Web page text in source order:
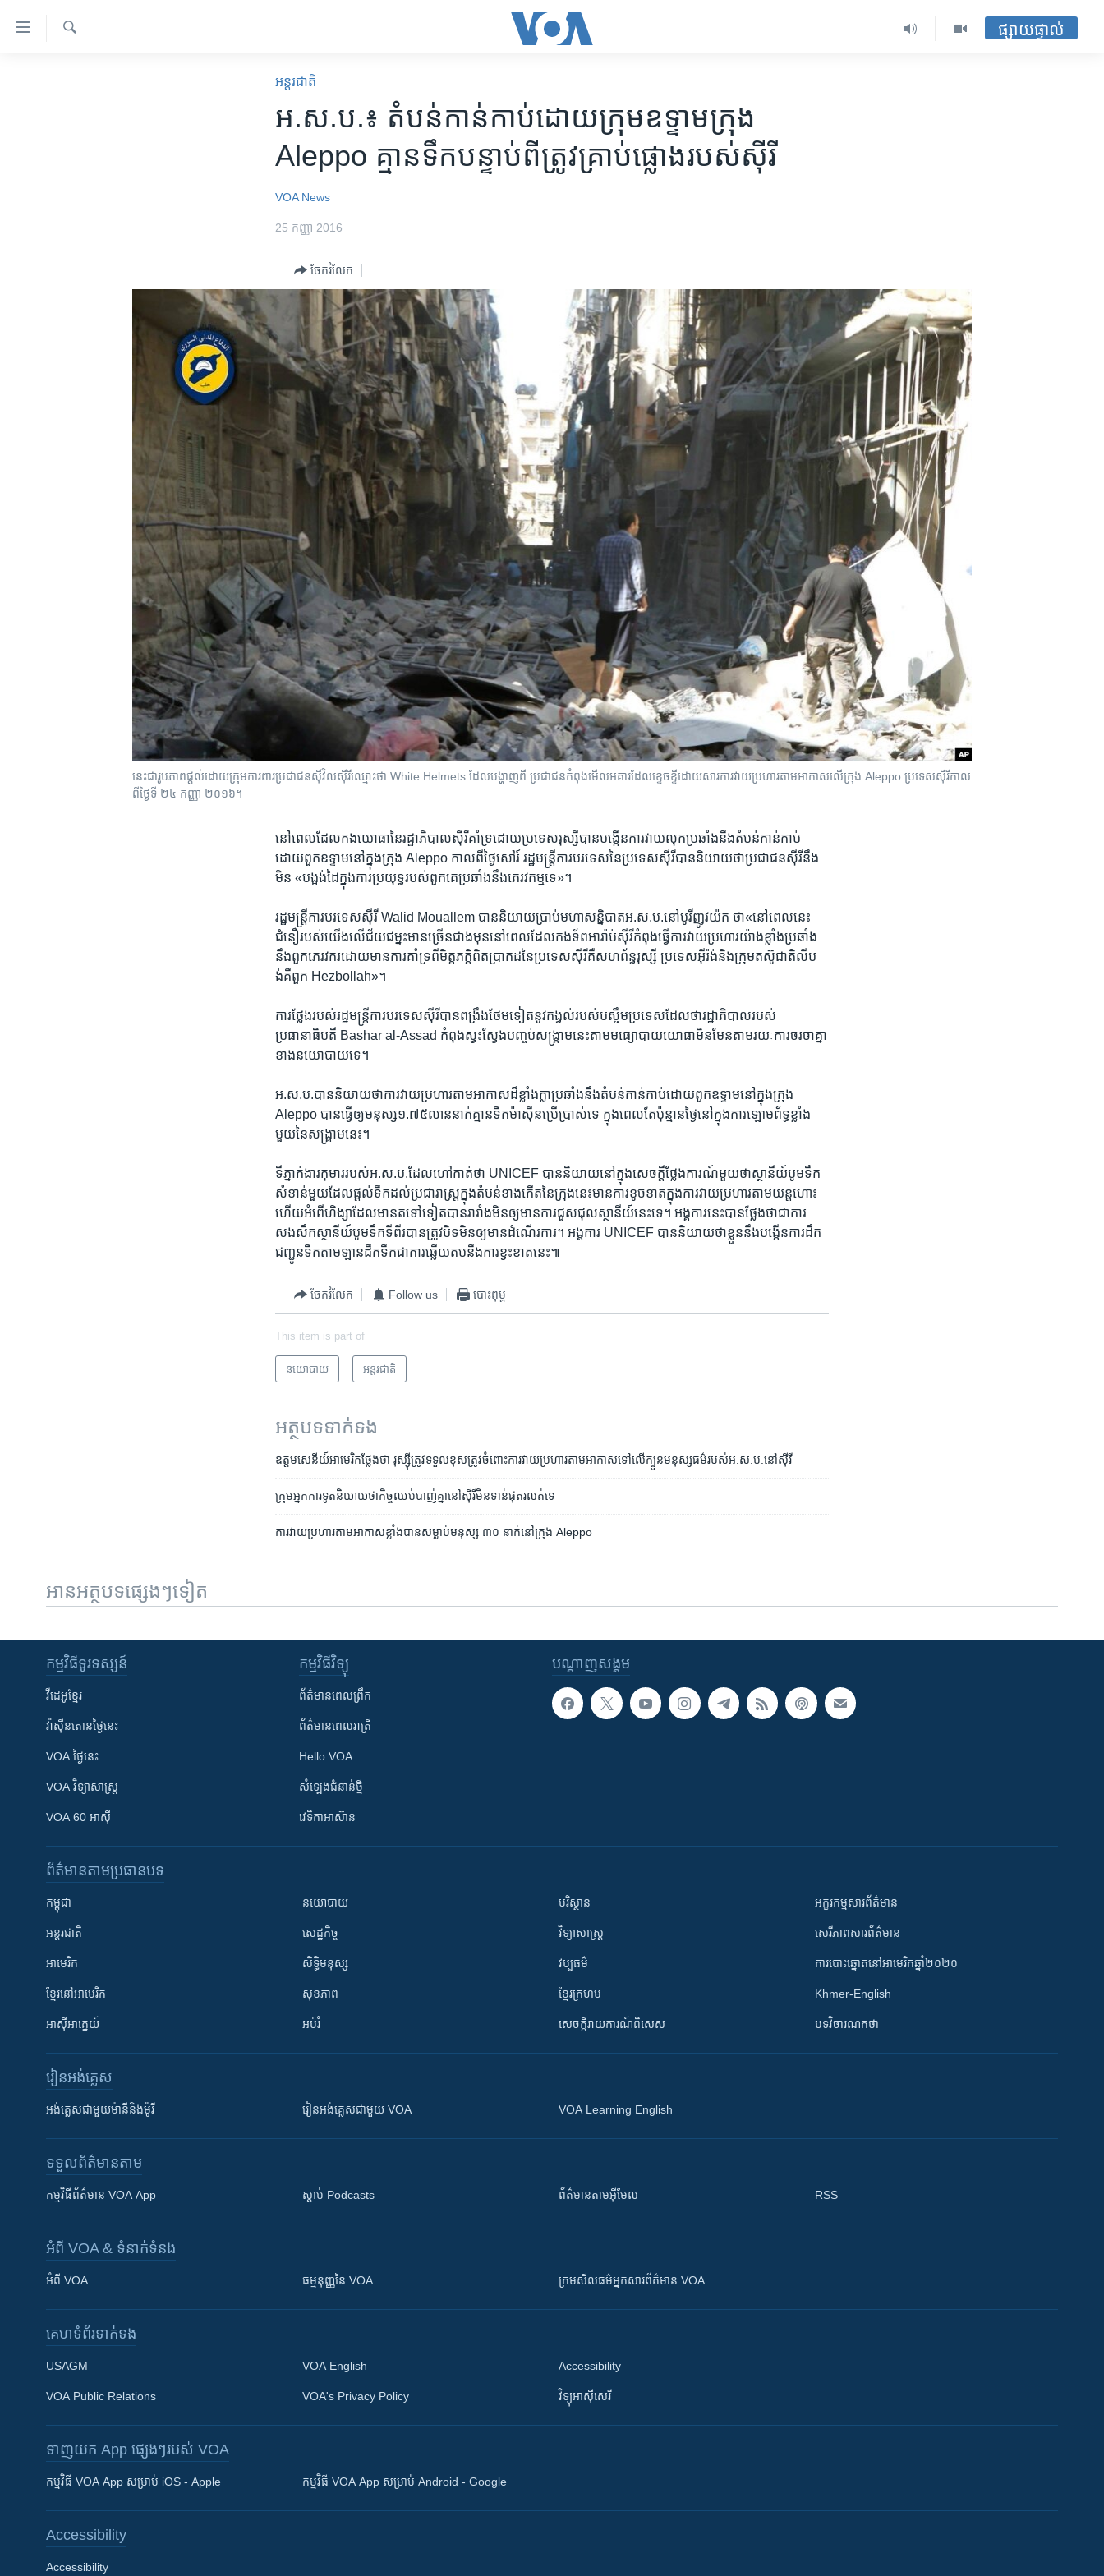
ទៅ​
Khmer English
ផ្សាយផ្ទាល់
អន្តរជាតិ
អ.ស.ប.៖ តំបន់​កាន់​កាប់​ដោយ​ក្រុម​ឧទ្ទាម​ក្រុង​
Aleppo គ្មាន​ទឹក​បន្ទាប់​ពី​ត្រូវ​គ្រាប់​ផ្លោង​របស់​ស៊ីរី
VOA News
25 កញ្ញា 2016
ចែករំលែក
នេះ​ជា​រូបភាព​ផ្តល់​ដោយ​ក្រុម​ការពារ​ប្រជាជន​ស៊ី​វិល​ស៊ីរី​ឈ្មោះ​ថា White Helmets ដែល​បង្ហាញ​ពី ​ប្រជាជន​កំពុង​មើល​អគារ​ដែល​ខ្ទេចខ្ទី​ដោយ​សារ​ការ​វាយ​ប្រហារ​តាម​អាកាស​លើ​ក្រុង​​ Aleppo​ ប្រទេស​ស៊ីរី​កាល​
ពី​ថ្ងៃទី ២៤ កញ្ញា ២០១៦។
នៅ​ពេល​ដែល​កង​យោធា​នៃ​រដ្ឋាភិបាល​ស៊ីរី​គាំទ្រ​ដោយ​ប្រទេស​រុស្សីបានបង្កើន​ការ​វាយ​លុក​ប្រឆាំងនឹង​តំបន់​កាន់​កាប់​
ដោយ​ពួក​ឧទ្ទាម​នៅ​ក្នុង​ក្រុង Aleppo កាលពី​ថ្ងៃ​សៅរ៍ រដ្ឋមន្ត្រីការបរទេស​នៃ​ប្រទេស​ស៊ីរី​បាននិយាយថា​ប្រជាជន​ស៊ីរី​នឹង
មិន «បង្អង់ដៃក្នុង​ការ​ប្រយុទ្ធ​របស់​ពួកគេ​ប្រឆាំង​នឹង​ភេរវកម្មទេ»។
រដ្ឋមន្ត្រី​ការបរទេស​ស៊ីរី​ Walid Mouallem បាននិយាយ​ប្រាប់មហា​សន្និបាត​អ.ស.ប.នៅ​បូរី​ញូវយ៉ក​ ថា«នៅពេល​នេះ
ជំនឿ​របស់​យើង​លើ​ជ័យ​ជម្នះ​មាន​ច្រើន​ជាង​មុន​នៅ​ពេល​ដែល​កងទ័ព​អារ៉ាប់​ស៊ីរី​កំពុង​ធ្វើការ​វាយ​ប្រហារ​យ៉ាង​ខ្លាំង​ប្រឆាំង
នឹង​ពួក​ភេរវករ​ដោយមានការគាំទ្រ​ពីមិត្តភក្តិពិតប្រាកដ​នៃ​ប្រទេស​ស៊ីរី​គឺ​សហព័ន្ធ​រុស្សី ប្រទេស​អ៊ីរ៉ង់និង​ក្រុម​តស៊ូ​ជាតិលីប​
ង់គឺ​ពួក​ Hezbollah»។
ការ​ថ្លែងរបស់រដ្ឋមន្ត្រី​ការបរទេសស៊ីរី​បានពង្រឹង​ថែម​ទៀត​នូវកង្វល់​របស់បស្ចឹម​ប្រទេស​ដែល​ថា​រដ្ឋាភិបាល​របស់
ប្រធានាធិបតី​ Bashar al-Assad កំពុង​ស្វះស្វែងបញ្ចប់សង្គ្រាមនេះ​តាមមធ្យោបាយ​យោធា​មិនមែន​តាម​រយៈការ​ចរចា​គ្នា​
ខាង​នយោបាយ​ទេ។
អ.ស.ប.បាន​និយាយ​ថា​ការ​វាយ​ប្រហារ​តាម​អាកាស​ដ៏​ខ្លាំង​ក្លា​ប្រឆាំង​នឹង​តំបន់​កាន់​កាប់​ដោយ​ពួក​ឧទ្ទាម​នៅ​ក្នុង​ក្រុង
Aleppo បានធ្វើ​ឲ្យ​មនុស្ស១.៧៥​លាន​នាក់​គ្មាន​ទឹក​ម៉ាស៊ីនប្រើប្រាស់ទេ ក្នុង​ពេល​តែ​ប៉ុន្មាន​ថ្ងៃ​នៅ​ក្នុង​ការឡោមព័ទ្ធ​ខ្លាំង​
មួយ​នៃសង្គ្រាមនេះ។
ទីភ្នាក់​ងារកុមារ​របស់​អ.ស.ប.ដែល​ហៅ​កាត់ថា​ UNICEF បាននិយាយ​នៅ​ក្នុង​សេចក្តី​ថ្លែងការណ៍​មួយ​ថាស្ថានីយ៍​បូមទឹក​
សំខាន់មួយ​ដែល​ផ្តល់ទឹក​ដល់ប្រជារាស្ត្រ​ក្នុង​តំបន់ខាង​កើតនៃ​ក្រុង​នេះមានការ​ខូចខាត​ក្នុង​ការ​វាយ​ប្រហារ​តាម​យន្តហោះ​
ហើយ​អំពើ​ហិង្សា​ដែល​មាន​តទៅទៀត​បាន​រារាំង​មិន​ឲ្យ​មានការ​ជួស​ជុលស្ថានីយ៍នេះ​ទេ។ ​អង្គការ​នេះបានថ្លែង​ថា​ជា​ការ​
សងសឹក​ស្ថានីយ៍​បូមទឹក​ទី​ពីរ​បានត្រូវបិទ​មិន​ឲ្យ​មាន​ដំណើរការ។ អង្គការ UNICEF បាន​និយាយ​ថា​ខ្លួន​នឹង​បង្កើន​ការ​ដឹក​
ជញ្ជូន​ទឹក​តាម​ឡានដឹក​ទឹក​ជា​ការ​ឆ្លើយ​តបនឹង​ការ​ខ្វះខាត​នេះ៕
ចែករំលែក Follow us បោះពុម្ព
This item is part of
នយោបាយ អន្តរជាតិ
អត្ថបទ​ទាក់ទង
ឧត្តម​សេនីយ៍​អាមេរិក​ថ្លែង​ថា​ រុស្ស៊ី​ត្រូវ​ទទួល​ខុស​ត្រូវ​ចំពោះ​ការ​វាយ​ប្រហារ​តាម​អាកាស​ទៅ​លើ​ក្បួន​មនុស្សធម៌​របស់​អ.ស.ប.​នៅ​​ស៊ីរី
ក្រុម​អ្នក​ការទូត​និយាយ​ថា​កិច្ច​ឈប់​បាញ់​គ្នា​នៅ​ស៊ីរី​មិន​ទាន់​ផុត​រលត់​ទេ
ការវាយប្រហារ​តាមអាកាស​ខ្លាំង​បាន​សម្លាប់​មនុស្ស ៣០ នាក់​នៅ​ក្រុង​ Aleppo
អានអត្ថបទផ្សេងៗទៀត
បណ្តាញ​សង្គម
កម្មវិធី​ទូរទស្សន៍
វីដេអូ​ខ្មែរ
វ៉ាស៊ីនតោន​ថ្ងៃ​នេះ
VOA ថ្ងៃនេះ
VOA ​វិទ្យាសាស្ត្រ
VOA 60 អាស៊ី
កម្មវិធី​វិទ្យុ
ព័ត៌មាន​ពេល​ព្រឹក
ព័ត៌មាន​​ពេល​រាត្រី
Hello VOA
សំឡេង​ជំនាន់​ថ្មី
វេទិកា​អាស៊ាន
ព័ត៌មាន​តាមប្រធានបទ​
កម្ពុជា
អន្តរជាតិ
អាមេរិក
ខ្មែរ​នៅអាមេរិក
អាស៊ីអាគ្នេយ៍
នយោបាយ
សេដ្ឋកិច្ច
សិទ្ធិមនុស្ស
សុខភាព
អប់រំ
បរិស្ថាន
វិទ្យាសាស្រ្ត
វប្បធម៌
ខ្មែរក្រហម
សេចក្តីរាយការណ៍ពិសេស
អក្ខរកម្មសារព័ត៌មាន
សេរីភាពសារព័ត៌មាន
ការបោះឆ្នោតនៅអាមេរិកឆ្នាំ២០២០
Khmer-English
បទវិចារណកថា
រៀន​​អង់គ្លេស
អង់គ្លេស​ជាមួយ​ម៉ានី​និង​ម៉ូរី រៀន​​​​​​អង់គ្លេស​​ជាមួយ VOA VOA Learning English
ទទួល​ព័ត៌មាន​តាម
កម្មវិធី​ព័ត៌មាន VOA App ស្តាប់ Podcasts ព័ត៌មាន​តាម​អ៊ីមែល RSS
អំពី​ VOA & ទំនាក់ទំនង
អំពី​ VOA ធម្មនុញ្ញ​នៃ VOA ក្រម​​​សីលធម៌​​​អ្នក​​​សារព័ត៌មាន VOA
គេហទំព័រ​​ទាក់ទង
USAGM
VOA Public Relations
VOA English
VOA's Privacy Policy
Accessibility
វិទ្យុ​អាស៊ី​សេរី
ទាញយក​ App ផ្សេងៗ​របស់​ VOA
កម្មវិធី​ VOA App សម្រាប់ iOS - Apple កម្មវិធី​ VOA App សម្រាប់ Android - Google
Accessibility
Accessibility